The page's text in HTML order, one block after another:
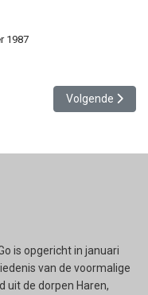
1987
– Van Katholiek tot
Volgende
Volgende
is opgericht in januari
van de voormalige
uit de dorpen Haren,